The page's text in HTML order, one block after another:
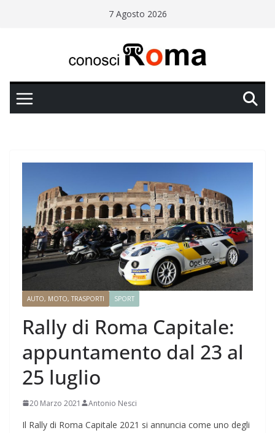
7 Agosto 2026
AUTO, MOTO, TRASPORTI SPORT
Rally di Roma Capitale:
appuntamento dal 23 al
25 luglio
20 Marzo 2021 Antonio Nesci
Il Rally di Roma Capitale 2021 si annuncia come uno degli